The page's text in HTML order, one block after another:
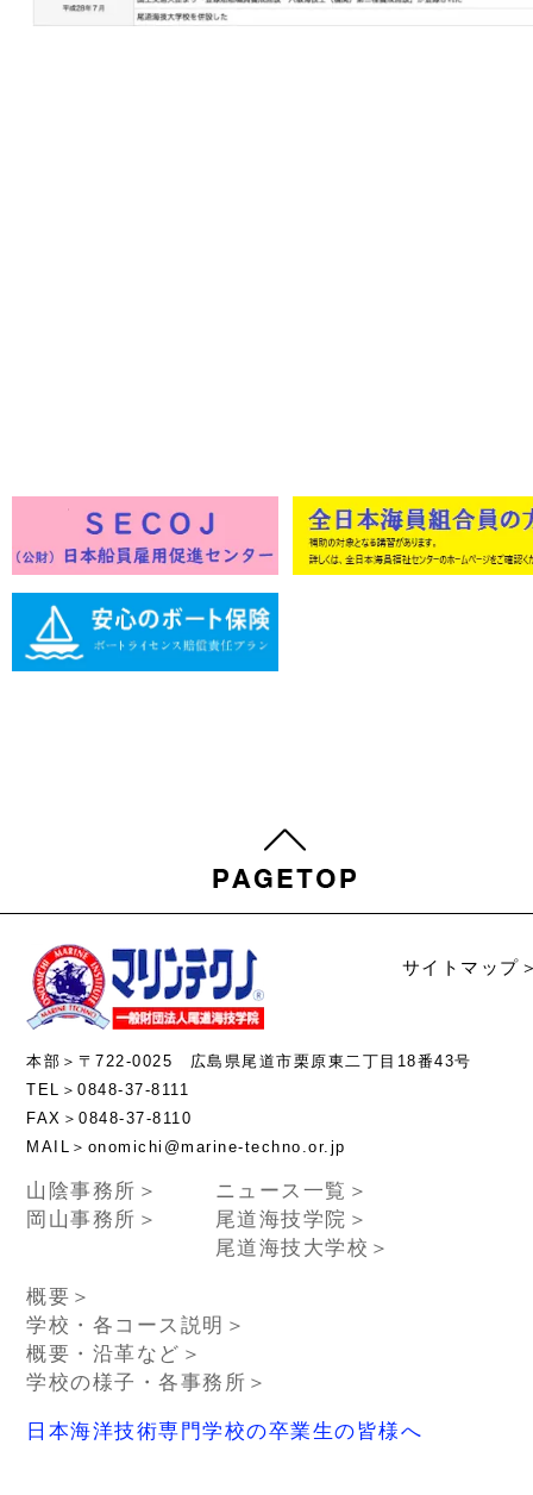
サイトマップ
本部＞〒722-0025 広島県尾道市栗原東二丁目18番43号
TEL＞0848-37-8111
FAX＞0848-37-8110
MAIL＞onomichi@marine-techno.or.jp
山陰事務所＞
岡山事務所＞
ニュース一覧＞
尾道海技学院＞
尾道海技大学校＞
概要＞
学校・各コース説明＞
概要・沿革など＞
学校の様子・各事務所＞
日本海洋技術専門学校の卒業生の皆様へ